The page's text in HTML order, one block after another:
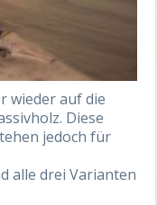
wieder auf die
Diese
jedoch für
alle drei Varianten